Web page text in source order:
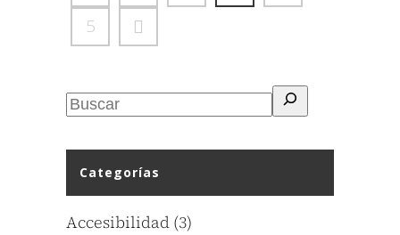
5
Categorías
Accesibilidad (3)